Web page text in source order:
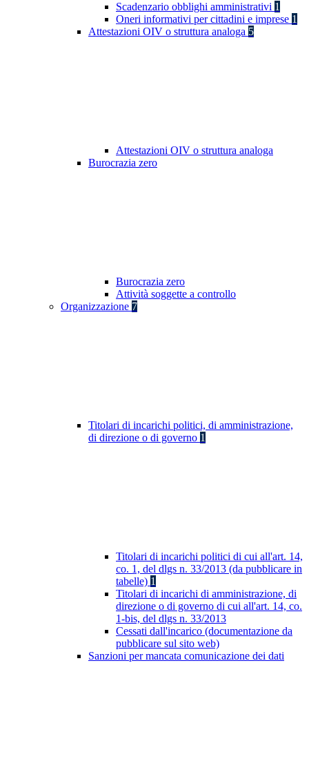
Scadenzario obblighi amministrativi 1
Oneri informativi per cittadini e imprese 1
Attestazioni OIV o struttura analoga 5
Attestazioni OIV o struttura analoga
Burocrazia zero
Burocrazia zero
Attività soggette a controllo
Organizzazione 7
Titolari di incarichi politici, di amministrazione,
di direzione o di governo 1
Titolari di incarichi politici di cui all'art. 14,
co. 1, del dlgs n. 33/2013 (da pubblicare in
tabelle) 1
Titolari di incarichi di amministrazione, di
direzione o di governo di cui all'art. 14, co.
1-bis, del dlgs n. 33/2013
Cessati dall'incarico (documentazione da
pubblicare sul sito web)
Sanzioni per mancata comunicazione dei dati